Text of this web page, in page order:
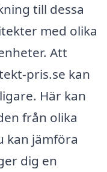
till dessa
med olika
Att
pris.se kan
Här kan
från olika
kan jämföra
dig en